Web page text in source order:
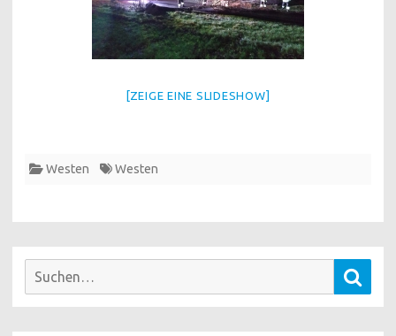
[ZEIGE EINE SLIDESHOW]
Westen Westen
Suchen